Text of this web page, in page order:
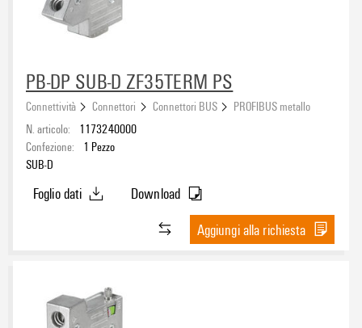
PB-DP SUB-D ZF35TERM PS
Connettività Connettori Connettori BUS
PROFIBUS metallo
N. articolo:
1173240000
Confezione:
1 Pezzo
SUB-D
Foglio dati
Download
Aggiungi alla richiesta